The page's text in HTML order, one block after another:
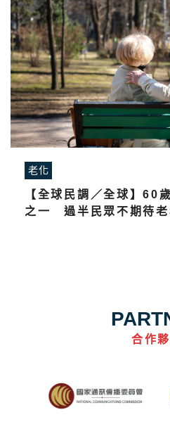
老化
【全球民調／全球】60
之一 過半民眾不期待老
合作